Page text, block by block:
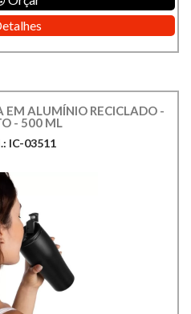
EM ALUMÍNIO RECICLADO -
- 500 ML
IC-03511